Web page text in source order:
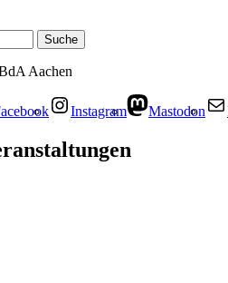
Aachen
Instagram Mastodon